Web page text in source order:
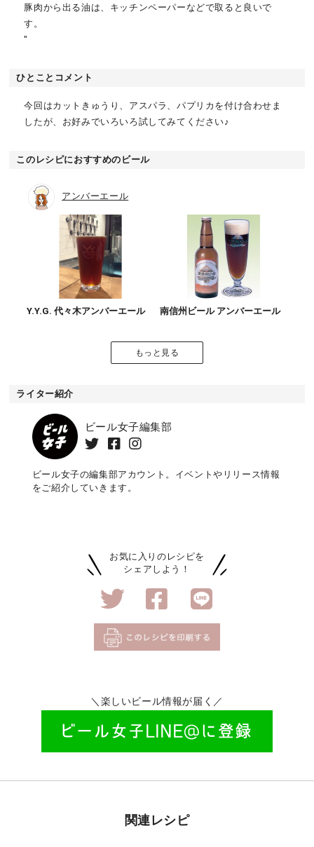
豚肉から出る油は、キッチンペーパーなどで取ると良いで
す。
"
ひとことコメント
今回はカットきゅうり、アスパラ、パプリカを付け合わせま
したが、お好みでいろいろ試してみてください♪
このレシピにおすすめのビール
アンバーエール
Y.Y.G. 代々木アンバーエール 南信州ビール アンバーエール
もっと見る
ライター紹介
ビール女子編集部
ビール女子の編集部アカウント。イベントやリリース情報
をご紹介していきます。
お気に入りのレシピを
シェアしよう！
＼楽しいビール情報が届く／
関連レシピ